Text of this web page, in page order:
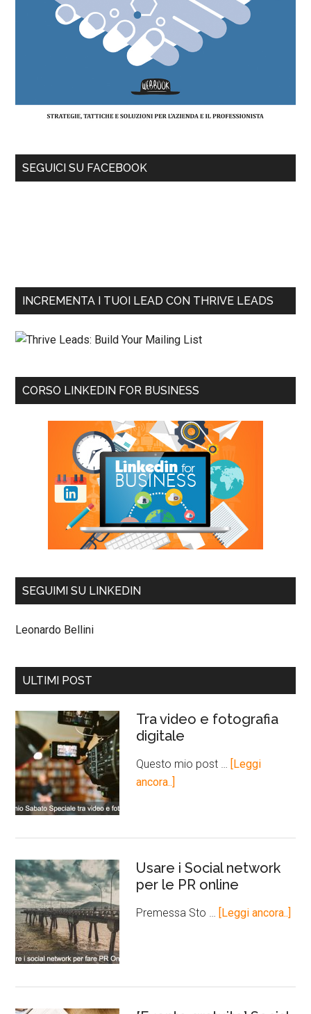
SEGUICI SU FACEBOOK
INCREMENTA I TUOI LEAD CON THRIVE LEADS
CORSO LINKEDIN FOR BUSINESS
SEGUIMI SU LINKEDIN
Leonardo Bellini
ULTIMI POST
Tra video e fotografia
digitale
Questo mio post … [Leggi
ancora..]
Usare i Social network
per le PR online
Premessa Sto … [Leggi ancora..]